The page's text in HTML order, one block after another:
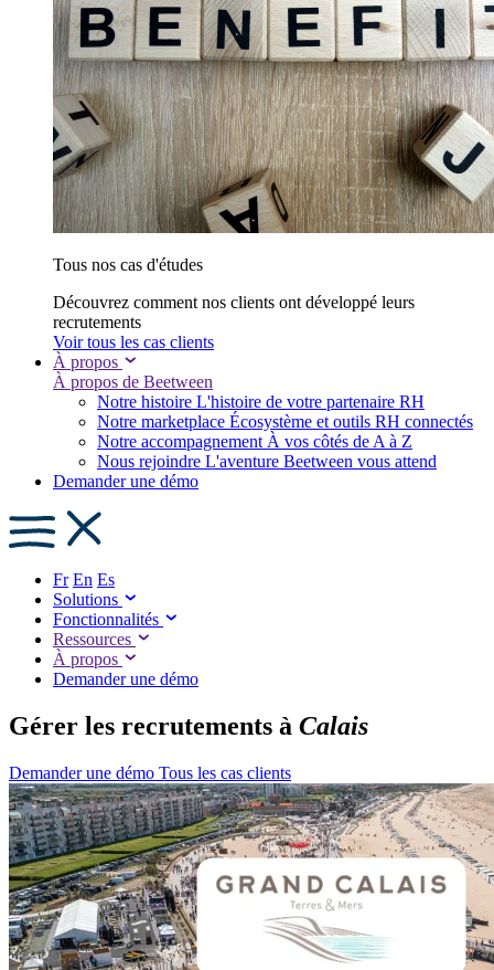
Tous nos cas d'études
Découvrez comment nos clients ont développé leurs
recrutements
Voir tous les cas clients
À propos
À propos de Beetween
Notre histoire L'histoire de votre partenaire RH
Notre marketplace Écosystème et outils RH connectés
Notre accompagnement À vos côtés de A à Z
Nous rejoindre L'aventure Beetween vous attend
Demander une démo
Fr En Es
Solutions
Fonctionnalités
Ressources
À propos
Demander une démo
Gérer les recrutements à Calais
Demander une démo Tous les cas clients